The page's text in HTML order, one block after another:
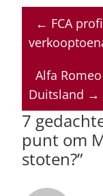
at
s
p
p
c
e
o
o
k
← FCA
Alfa
Duitsland →
7
punt om
stoten?”